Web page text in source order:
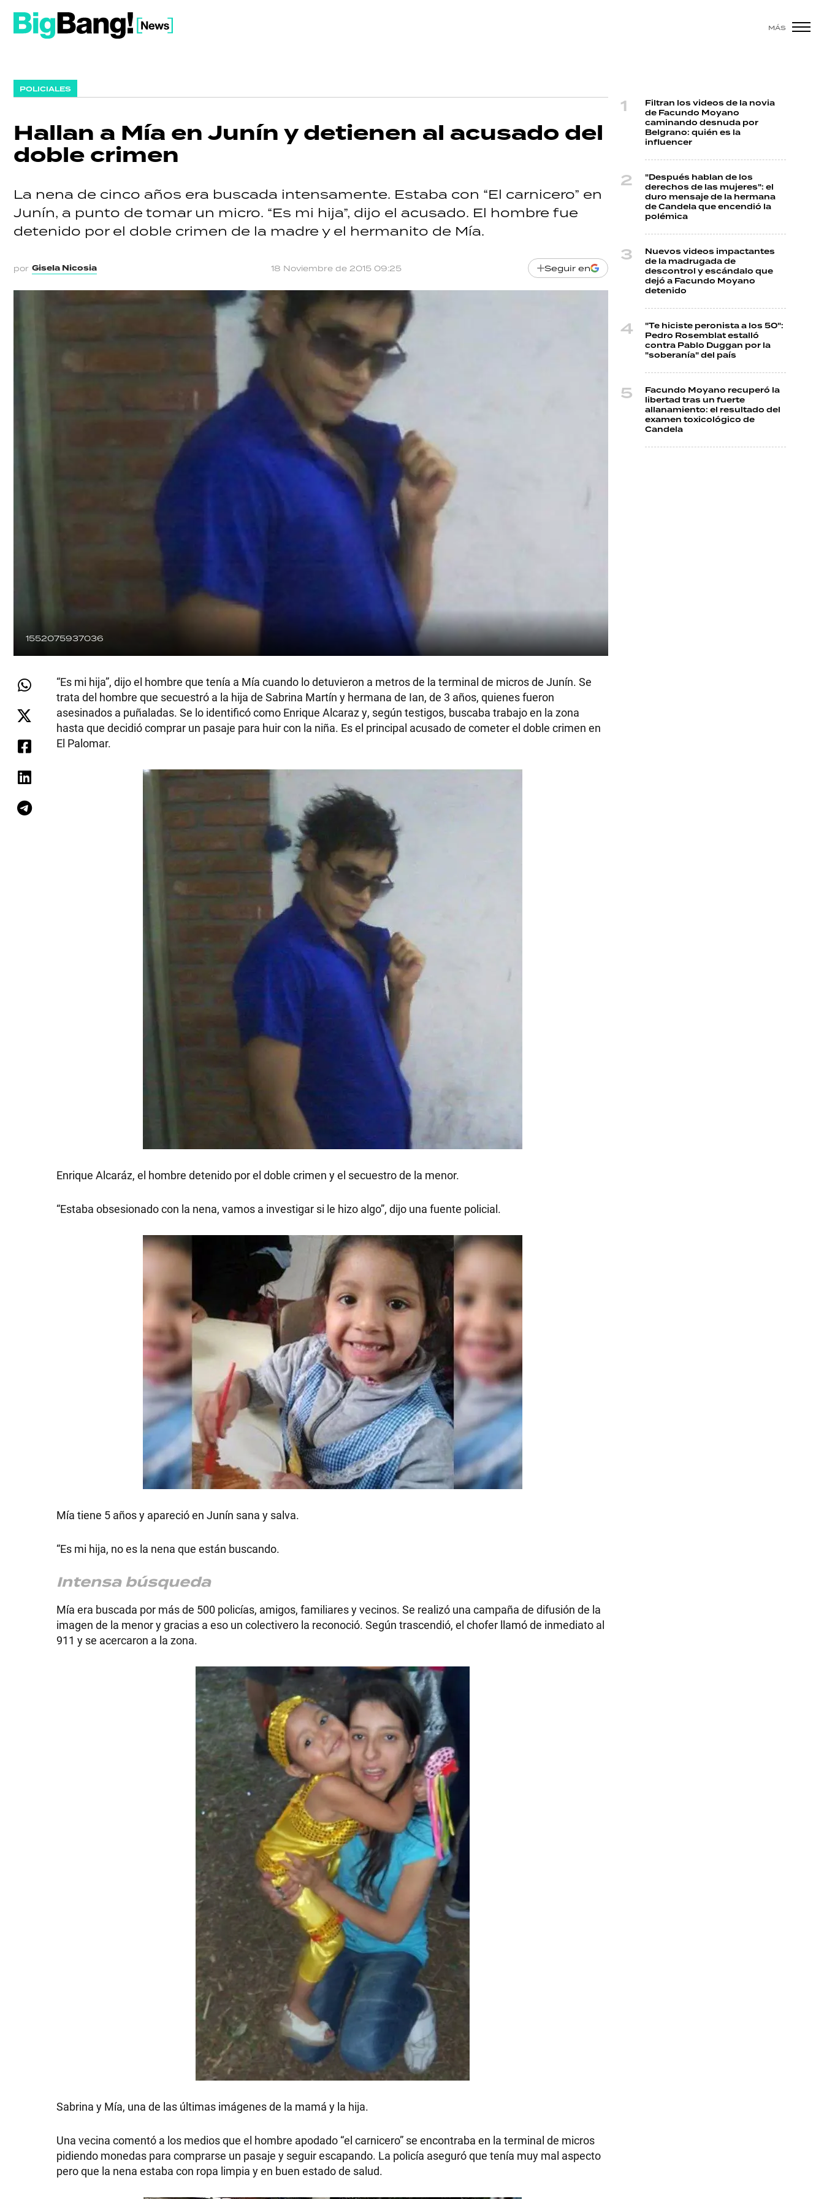
MÁS
POLICIALES
Hallan a Mía en Junín y detienen al acusado del
doble crimen
La nena de cinco años era buscada intensamente. Estaba con “El carnicero” en
Junín, a punto de tomar un micro. “Es mi hija”, dijo el acusado. El hombre fue
detenido por el doble crimen de la madre y el hermanito de Mía.
por Gisela Nicosia 18 Noviembre de 2015 09:25 Seguir en
1552075937036
“Es mi hija”, dijo el hombre que tenía a Mía cuando lo detuvieron a metros de la terminal de micros de Junín. Se
trata del hombre que secuestró a la hija de Sabrina Martín y hermana de Ian, de 3 años, quienes fueron
asesinados a puñaladas. Se lo identificó como Enrique Alcaraz y, según testigos, buscaba trabajo en la zona
hasta que decidió comprar un pasaje para huir con la niña. Es el principal acusado de cometer el doble crimen en
El Palomar.
Enrique Alcaráz, el hombre detenido por el doble crimen y el secuestro de la menor.
“Estaba obsesionado con la nena, vamos a investigar si le hizo algo”, dijo una fuente policial.
Mía tiene 5 años y apareció en Junín sana y salva.
“Es mi hija, no es la nena que están buscando.
Intensa búsqueda
Mía era buscada por más de 500 policías, amigos, familiares y vecinos. Se realizó una campaña de difusión de la
imagen de la menor y gracias a eso un colectivero la reconoció. Según trascendió, el chofer llamó de inmediato al
911 y se acercaron a la zona.
Sabrina y Mía, una de las últimas imágenes de la mamá y la hija.
Una vecina comentó a los medios que el hombre apodado “el carnicero” se encontraba en la terminal de micros
pidiendo monedas para comprarse un pasaje y seguir escapando. La policía aseguró que tenía muy mal aspecto
pero que la nena estaba con ropa limpia y en buen estado de salud.
Filtran los videos de la novia
de Facundo Moyano
caminando desnuda por
Belgrano: quién es la
influencer
"Después hablan de los
derechos de las mujeres": el
duro mensaje de la hermana
de Candela que encendió la
polémica
Nuevos videos impactantes
de la madrugada de
descontrol y escándalo que
dejó a Facundo Moyano
detenido
"Te hiciste peronista a los 50":
Pedro Rosemblat estalló
contra Pablo Duggan por la
"soberanía" del país
Facundo Moyano recuperó la
libertad tras un fuerte
allanamiento: el resultado del
examen toxicológico de
Candela
SHOW
POLÍTICA
ACTUALIDAD
POLICIALES
ECONOMÍA
HERMANO
DEPORTES
TECNOLOGÍA
RECETAS
Seguinos